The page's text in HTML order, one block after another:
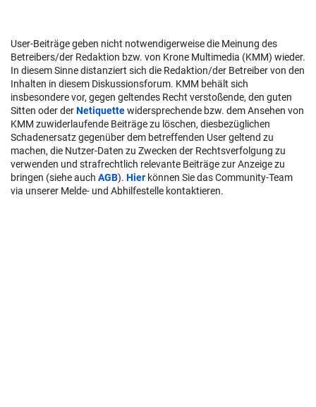
User-Beiträge geben nicht notwendigerweise die Meinung des
Betreibers/der Redaktion bzw. von Krone Multimedia (KMM) wieder.
In diesem Sinne distanziert sich die Redaktion/der Betreiber von den
Inhalten in diesem Diskussionsforum. KMM behält sich
insbesondere vor, gegen geltendes Recht verstoßende, den guten
Sitten oder derNetiquettewidersprechende bzw. dem Ansehen von
KMM zuwiderlaufende Beiträge zu löschen, diesbezüglichen
Schadenersatz gegenüber dem betreffenden User geltend zu
machen, die Nutzer-Daten zu Zwecken der Rechtsverfolgung zu
verwenden und strafrechtlich relevante Beiträge zur Anzeige zu
bringen (siehe auch AGB). Hier können Sie das Community-Team
via unserer Melde- und Abhilfestelle kontaktieren.